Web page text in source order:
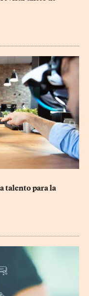
talento para la